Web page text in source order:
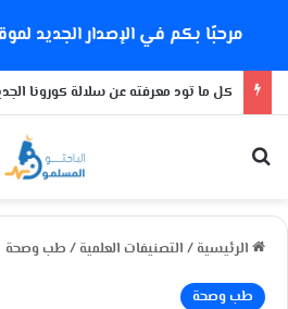
مرحبًا بكم في الإصدار الجديد
كل ما تود معرفته عن سلالة كورونا
الرئيسية / التصنيفات العلمية / طب وصحة
طب وصحة